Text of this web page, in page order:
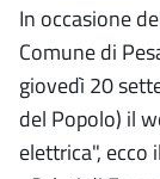
In occasione
Comune di
giovedì 20
del Popolo) il
elettrica", ecco